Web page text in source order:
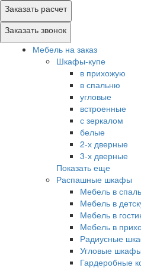
Заказать расчет
Заказать звонок
Мебель на заказ
Шкафы-купе
в прихожую
в спальню
угловые
встроенные
с зеркалом
белые
2-х дверные
3-х дверные
Показать еще
Распашные шкафы
Мебель в
Мебель в
Мебель в
Мебель в
Радиусные
Угловые шкафы
Гардеробные